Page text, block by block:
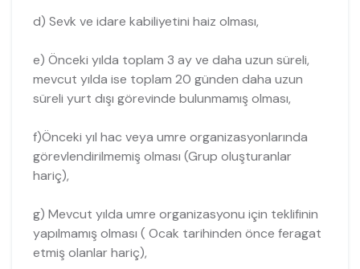
d) Sevk ve idare kabiliyetini haiz olması,
e) Önceki yılda toplam 3 ay ve daha uzun süreli,
mevcut yılda ise toplam 20 günden daha uzun
süreli yurt dışı görevinde bulunmamış olması,
f)Önceki yıl hac veya umre organizasyonlarında
görevlendirilmemiş olması (Grup oluşturanlar
hariç),
g) Mevcut yılda umre organizasyonu için teklifinin
yapılmamış olması ( Ocak tarihinden önce feragat
etmiş olanlar hariç),